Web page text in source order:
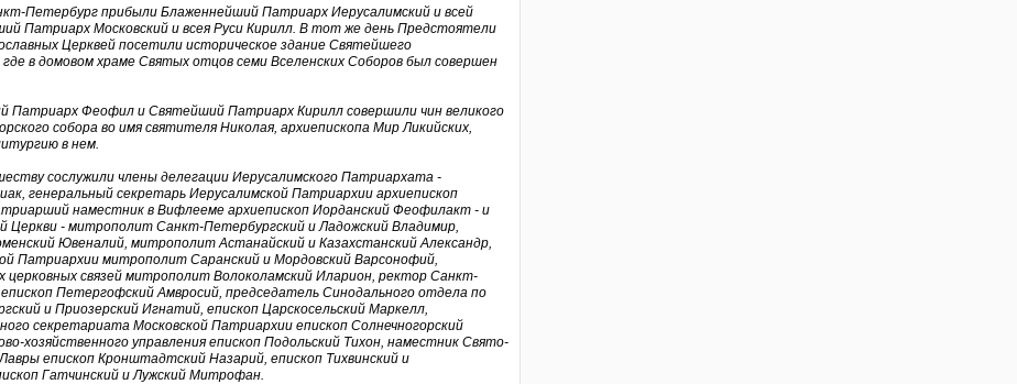
Петербург прибыли Блаженнейший Патриарх Иерусалимский и всей
Патриарх Московский и всея Руси Кирилл. В тот же день Предстоятели
Церквей посетили историческое здание Святейшего
в домовом храме Cвятых отцов семи Вселенских Соборов был совершен
Патриарх Феофил и Святейший Патриарх Кирилл совершили чин великого
собора во имя святителя Николая, архиепископа Мир Ликийских,
в нем.
сослужили члены делегации Иерусалимского Патриархата -
генеральный секретарь Иерусалимской Патриархии архиепископ
наместник в Вифлееме архиепископ Иорданский Феофилакт - и
Церкви - митрополит Санкт-Петербургский и Ладожский Владимир,
Ювеналий, митрополит Астанайский и Казахстанский Александр,
Патриархии митрополит Саранский и Мордовский Варсонофий,
связей митрополит Волоколамский Иларион, ректор Санкт-
Петергофский Амвросий, председатель Синодального отдела по
и Приозерский Игнатий, епископ Царскосельский Маркелл,
секретариата Московской Патриархии епископ Солнечногорский
хозяйственного управления епископ Подольский Тихон, наместник Свято-
епископ Кронштадтский Назарий, епископ Тихвинский и
Гатчинский и Лужский Митрофан.